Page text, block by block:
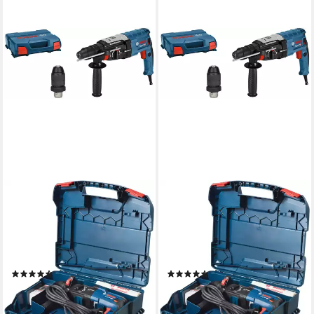
BOSCH PROFESSIONAL
Bohrhammer GBH 2-28 F
Professional, 230 V, max. 900
U/min, (1-tlg), Vario-Lock, mit
(10)
269,00 € UVP401,03 €
-33%
BOSCH PROFESSIONAL
Bohrhammer GBH 2-28 F
Professional, 230 V, max. 900
U/min, (1-tlg), Vario-Lock, mit
(10)
269,00 € UVP401,03 €
-33%